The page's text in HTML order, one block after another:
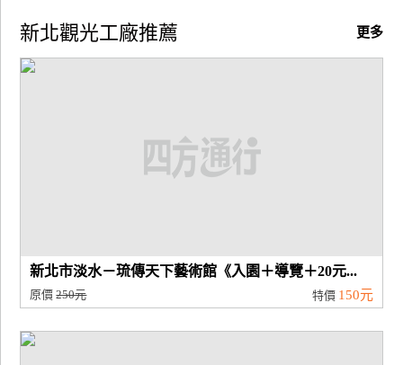
商
合
作
商
品
宣
更多
新北觀光工廠推薦
新北市淡水－琉傳天下藝術館《入園＋導覽＋20元...
原價250元 特價 150元